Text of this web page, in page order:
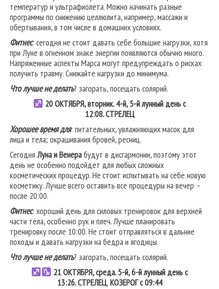
температур и ультрафиолета. Можно начинать разные
программы по снижению целлюлита, например, массажи и
обертывания, в том числе в домашних условиях.
Фитнес: сегодня не стоит давать себе большие нагрузки, хотя
при Луне в огненном знаке энергии появляются обычно много.
Напряженные аспекты Марса могут предупреждать о рисках
получить травму. Снижайте нагрузки до минимума.
Что лучше не делать? загорать, посещать солярий.
20ОКТЯБРЯ, вторник. 4-й, 5-й лунный день с
12:08.СТРЕЛЕЦ
Хорошее время для: питательных, увлажняющих масок для
лица и тела; окрашивания бровей, ресниц.
Сегодня Луна и Венерабудут в дисгармонии, поэтому этот
день не особенно подойдет для любых сложных
косметических процедур. Не стоит испытывать на себе новую
косметику. Лучше всего оставить все процедуры на вечер –
после 20:00.
Фитнес: хороший день для силовых тренировок для верхней
части тела, особенно рук и плеч. Лучше планировать
тренировку после 10:00. Не стоит отправляться в дальние
походы и давать нагрузки на бедра и ягодицы.
Что лучше не делать? загорать, посещать солярий.
21 ОКТЯБРЯ, среда. 5-й, 6-й лунный день с
13:26.СТРЕЛЕЦ,КОЗЕРОГс 09:44